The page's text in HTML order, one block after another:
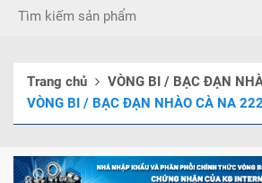
Trang chủ
VÒNG BI / BẠC ĐẠN
VÒNG BI / BẠC ĐẠN NHÀO CÀ NA